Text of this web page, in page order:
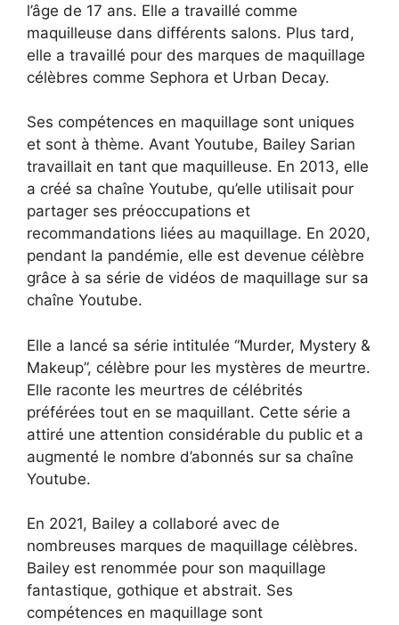
l’âge de 17 ans. Elle a travaillé comme
maquilleuse dans différents salons. Plus tard,
elle a travaillé pour des marques de maquillage
célèbres comme Sephora et Urban Decay.
Ses compétences en maquillage sont uniques
et sont à thème. Avant Youtube, Bailey Sarian
travaillait en tant que maquilleuse. En 2013, elle
a créé sa chaîne Youtube, qu’elle utilisait pour
partager ses préoccupations et
recommandations liées au maquillage. En 2020,
pendant la pandémie, elle est devenue célèbre
grâce à sa série de vidéos de maquillage sur sa
chaîne Youtube.
Elle a lancé sa série intitulée “Murder, Mystery &
Makeup”, célèbre pour les mystères de meurtre.
Elle raconte les meurtres de célébrités
préférées tout en se maquillant. Cette série a
attiré une attention considérable du public et a
augmenté le nombre d’abonnés sur sa chaîne
Youtube.
En 2021, Bailey a collaboré avec de
nombreuses marques de maquillage célèbres.
Bailey est renommée pour son maquillage
fantastique, gothique et abstrait. Ses
compétences en maquillage sont